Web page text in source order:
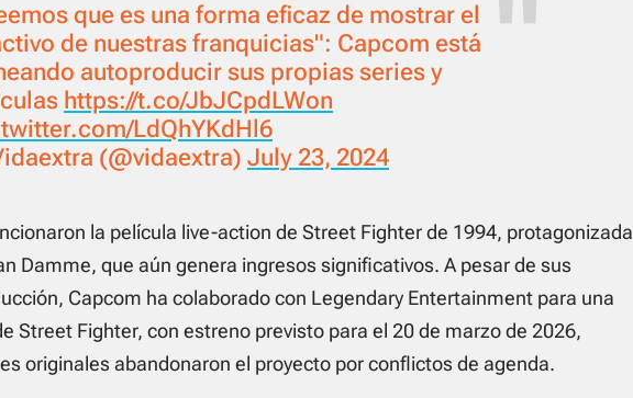
que es una forma eficaz de mostrar el
de nuestras franquicias": Capcom está
autoproducir sus propias series y
https://t.co/JbJCpdLWon
LdQhYKdHl6
(@vidaextra) July 23, 2024
la película live-action de Street Fighter de 1994, protagonizada
Damme, que aún genera ingresos significativos. A pesar de sus
Capcom ha colaborado con Legendary Entertainment para una
Street Fighter, con estreno previsto para el 20 de marzo de 2026,
originales abandonaron el proyecto por conflictos de agenda.